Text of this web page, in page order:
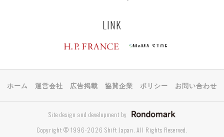
LINK
ホーム 運営会社 広告掲載 協賛企業 ポリシー お問い合わせ
Site design and development by
Copyright © 1996-2026 Shift Japan. All Rights Reserved.